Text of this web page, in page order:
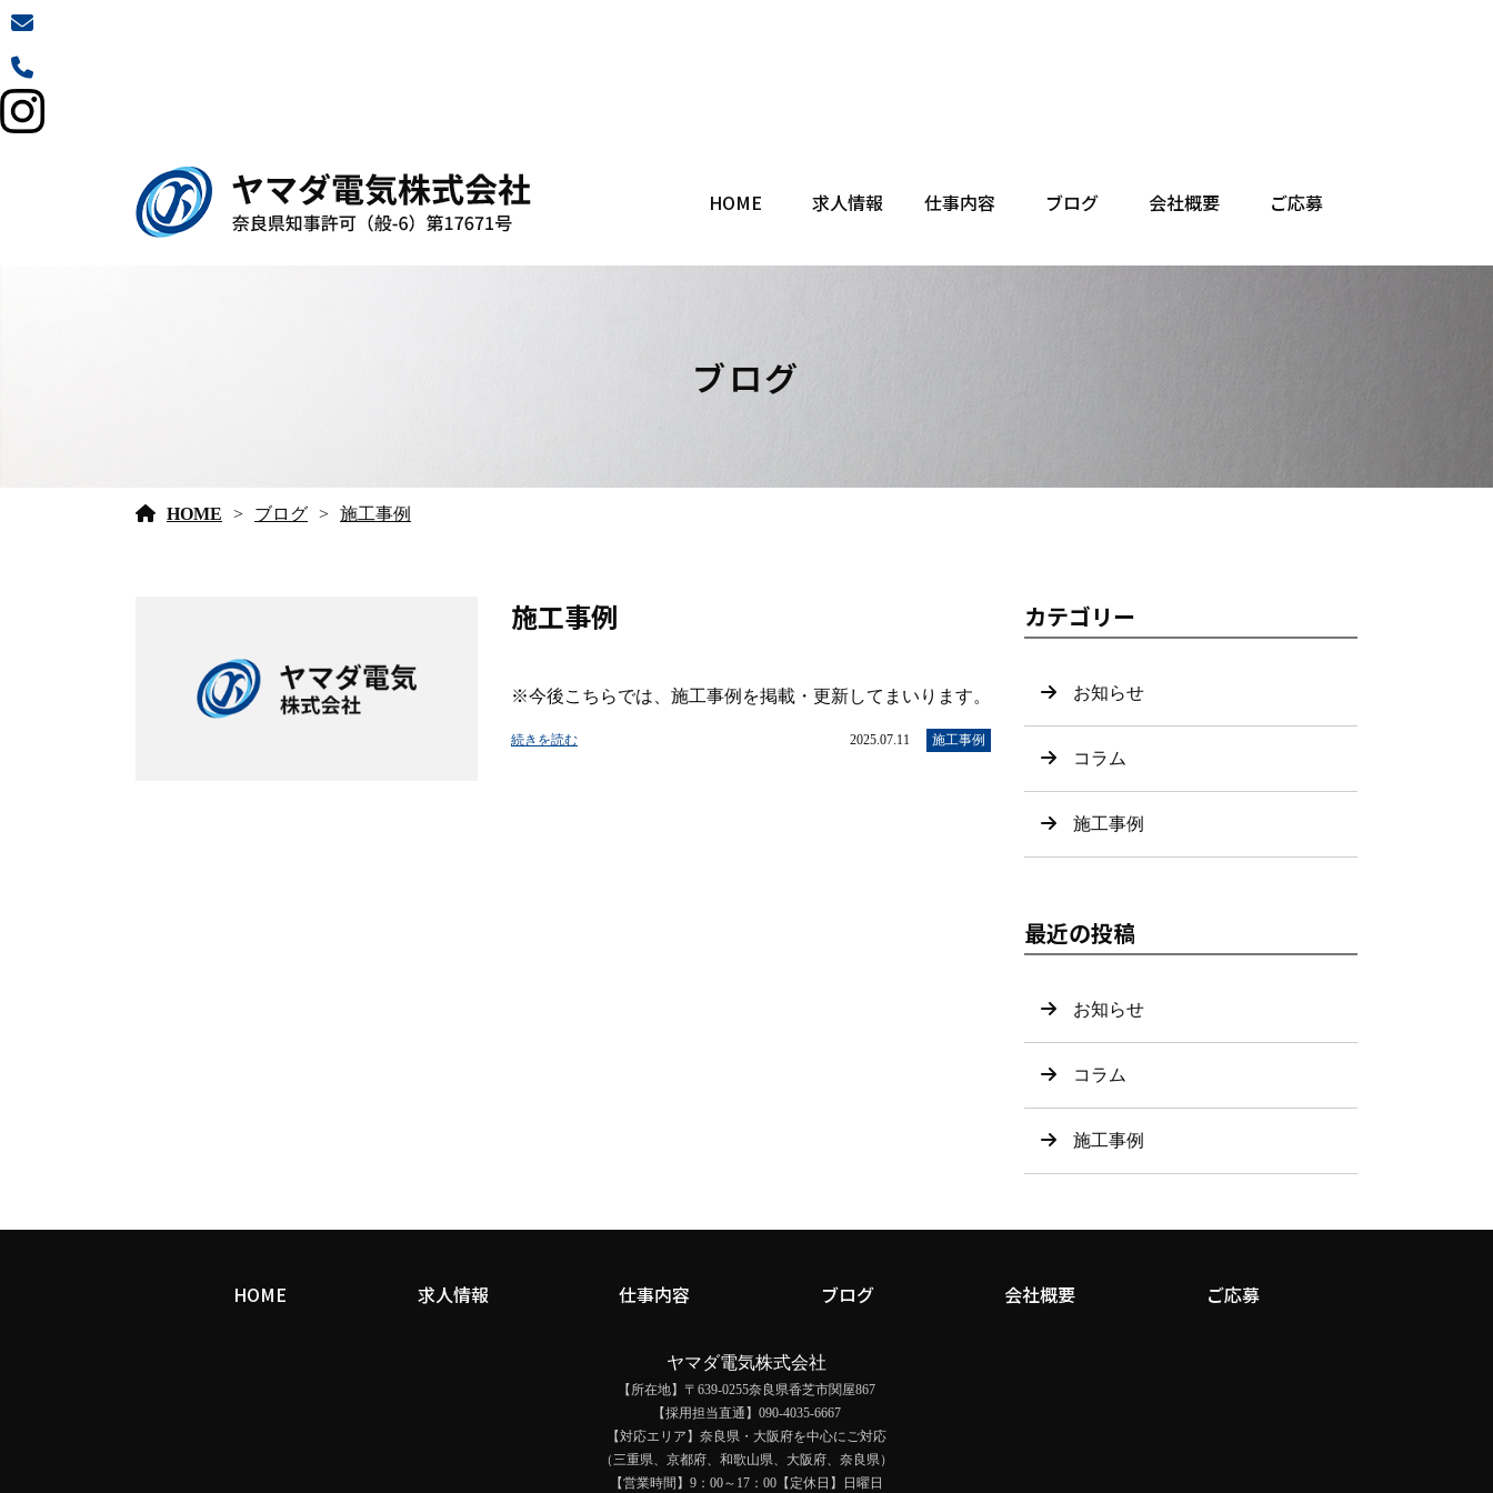
HOME 求人情報 仕事内容 ブログ 会社概要 ご応募
ブログ
HOME ブログ 施工事例
施工事例
※今後こちらでは、施工事例を掲載・更新してまいります。
続きを読む 2025.07.11 施工事例
カテゴリー
お知らせ
コラム
施工事例
最近の投稿
お知らせ
コラム
施工事例
HOME 求人情報 仕事内容 ブログ 会社概要 ご応募
ヤマダ電気株式会社
【所在地】〒639-0255奈良県香芝市関屋867
【採用担当直通】090-4035-6667
【対応エリア】奈良県・大阪府を中心にご対応
（三重県、京都府、和歌山県、大阪府、奈良県）
【営業時間】9：00～17：00【定休日】日曜日